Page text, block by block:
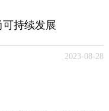
可持续发展
2023-08-28